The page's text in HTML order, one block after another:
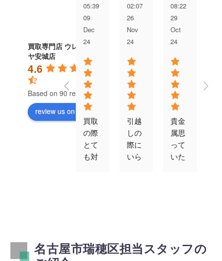
買取専門店 ウレル
ヤ安城店
4.6
Based on 90 reviews
review us on
05:39
09
Dec
24
買取
の際
とて
も対
ばお
02:07
26
Nov
24
引越
しの
際に
いら
テレ
08:22
29
Oct
24
貴金
属思
って
いた
さり
名古屋市瑞穂区担当スタッフの